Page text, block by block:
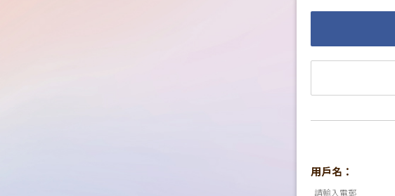
用戶名：